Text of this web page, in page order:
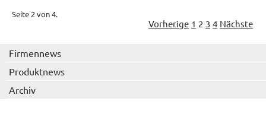
Seite 2 von 4.
Vorherige 1 2 3 4 Nächste
Firmennews
Produktnews
Archiv